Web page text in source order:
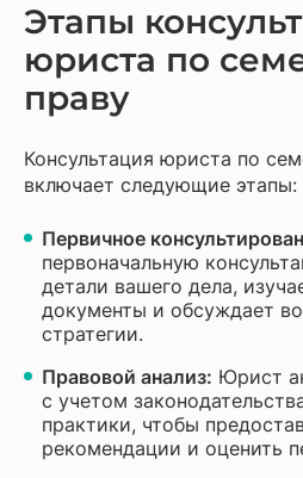
Этапы
юриста по
праву
Консультация юриста по
включает следующие этапы:
Первичное
первоначальную
детали вашего дела,
документы и обсуждает
стратегии.
Правовой анализ: Юрист
с учетом
практики, чтобы
рекомендации и оценить